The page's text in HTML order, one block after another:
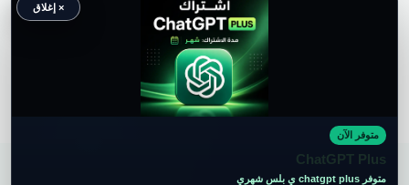
حقوق النشر محفوظة لموقع ويكي موب
× إغلاق
متوفر الآن
ChatGPT Plus
متوفر chatgpt plus ي بلس شهري